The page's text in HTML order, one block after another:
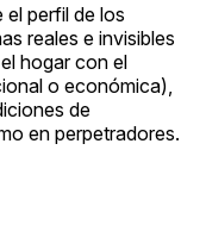
perfil de los
reales e invisibles
hogar con el
o económica),
de
en perpetradores.